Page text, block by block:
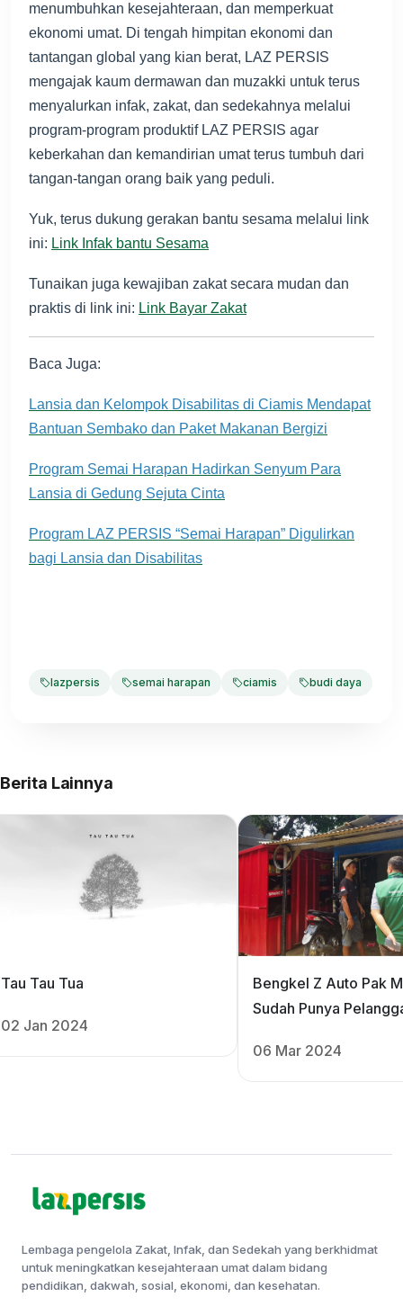
menumbuhkan kesejahteraan, dan memperkuat
ekonomi umat. Di tengah himpitan ekonomi dan
tantangan global yang kian berat, LAZ PERSIS
mengajak kaum dermawan dan muzakki untuk terus
menyalurkan infak, zakat, dan sedekahnya melalui
program-program produktif LAZ PERSIS agar
keberkahan dan kemandirian umat terus tumbuh dari
tangan-tangan orang baik yang peduli.
Yuk, terus dukung gerakan bantu sesama melalui link
ini: Link Infak bantu Sesama
Tunaikan juga kewajiban zakat secara mudan dan
praktis di link ini: Link Bayar Zakat
Baca Juga:
Lansia dan Kelompok Disabilitas di Ciamis Mendapat
Bantuan Sembako dan Paket Makanan ‎Bergizi
Program Semai Harapan Hadirkan Senyum Para
Lansia di Gedung Sejuta Cinta
Program LAZ PERSIS “Semai Harapan” Digulirkan
bagi Lansia dan Disabilitas
lazpersis semai harapan ciamis budi daya
Berita Lainnya
Tau Tau Tua
02 Jan 2024
Bengkel Z Auto Pak
Sudah Punya
06 Mar 2024
Lembaga pengelola Zakat, Infak, dan Sedekah yang berkhidmat
untuk meningkatkan kesejahteraan umat dalam bidang
pendidikan, dakwah, sosial, ekonomi, dan kesehatan.